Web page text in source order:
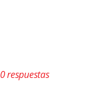
0 respuestas